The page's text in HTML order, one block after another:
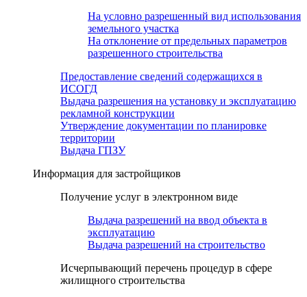
На условно разрешенный вид использования
земельного участка
На отклонение от предельных параметров
разрешенного строительства
Предоставление сведений содержащихся в
ИСОГД
Выдача разрешения на установку и эксплуатацию
рекламной конструкции
Утверждение документации по планировке
территории
Выдача ГПЗУ
Информация для застройщиков
Получение услуг в электронном виде
Выдача разрешений на ввод объекта в
эксплуатацию
Выдача разрешений на строительство
Исчерпывающий перечень процедур в сфере
жилищного строительства